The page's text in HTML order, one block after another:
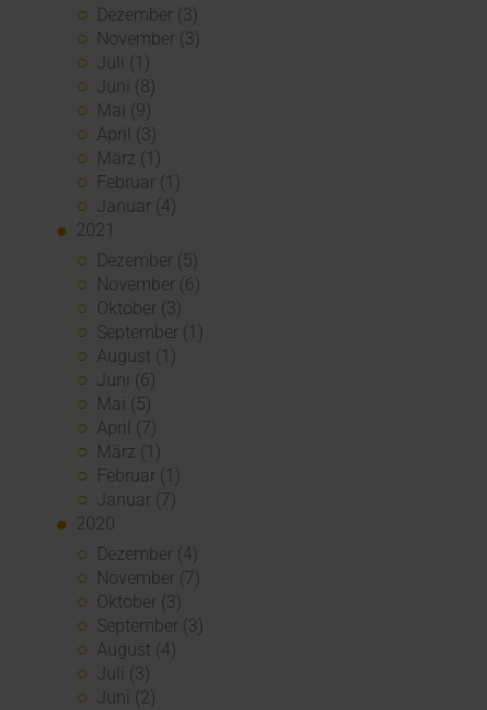
Dezember (3)
November (3)
Juli (1)
Juni (8)
Mai (9)
April (3)
März (1)
Februar (1)
Januar (4)
2021
Dezember (5)
November (6)
Oktober (3)
September (1)
August (1)
Juni (6)
Mai (5)
April (7)
März (1)
Februar (1)
Januar (7)
2020
Dezember (4)
November (7)
Oktober (3)
September (3)
August (4)
Juli (3)
Juni (2)